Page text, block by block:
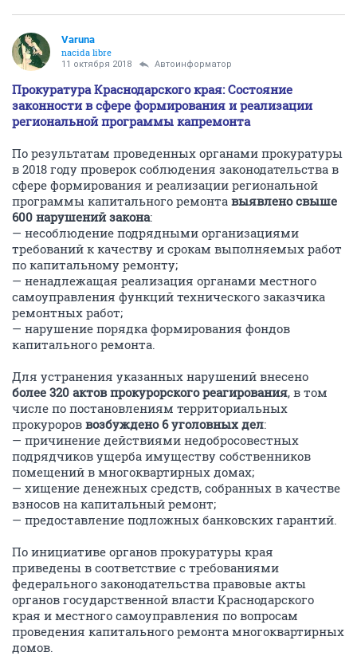
Varuna
nacida libre
11 октября 2018 Автоинформатор
Прокуратура Краснодарского края: Состояние
законности в сфере формирования и реализации
региональной программы капремонта
По результатам проведенных органами прокуратуры
в 2018 году проверок соблюдения законодательства в
сфере формирования и реализации региональной
программы капитального ремонта выявлено свыше
600 нарушений закона:
— несоблюдение подрядными организациями
требований к качеству и срокам выполняемых работ
по капитальному ремонту;
— ненадлежащая реализация органами местного
самоуправления функций технического заказчика
ремонтных работ;
— нарушение порядка формирования фондов
капитального ремонта.
Для устранения указанных нарушений внесено
более 320 актов прокурорского реагирования, в том
числе по постановлениям территориальных
прокуроров возбуждено 6 уголовных дел:
— причинение действиями недобросовестных
подрядчиков ущерба имуществу собственников
помещений в многоквартирных домах;
— хищение денежных средств, собранных в качестве
взносов на капитальный ремонт;
— предоставление подложных банковских гарантий.
По инициативе органов прокуратуры края
приведены в соответствие с требованиями
федерального законодательства правовые акты
органов государственной власти Краснодарского
края и местного самоуправления по вопросам
проведения капитального ремонта многоквартирных
домов.